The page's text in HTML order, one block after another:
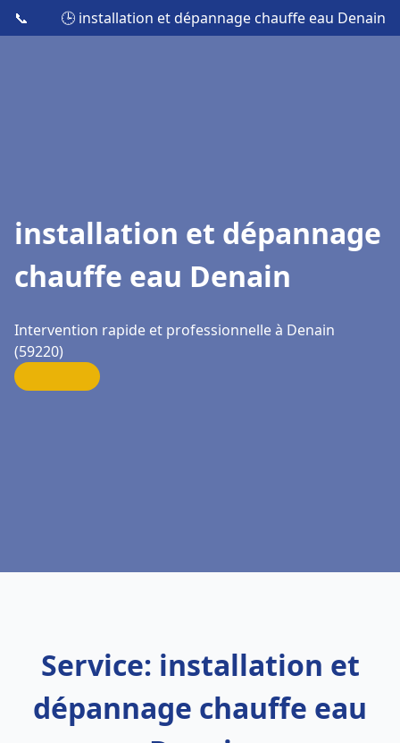
📞 🕒 installation et dépannage chauffe eau Denain
installation et dépannage
chauffe eau Denain
Intervention rapide et professionnelle à Denain
(59220)
Service: installation et
dépannage chauffe eau